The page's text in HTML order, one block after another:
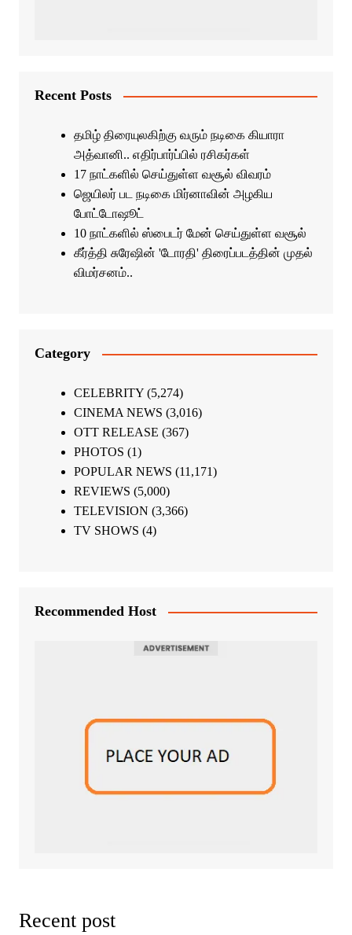
Recent Posts
தமிழ் திரையுலகிற்கு வரும் நடிகை கியாரா
அத்வானி.. எதிர்பார்ப்பில் ரசிகர்கள்
17 நாட்களில் செய்துள்ள வசூல் விவரம்
ஜெயிலர் பட நடிகை மிர்னாவின் அழகிய
போட்டோஷூட்
10 நாட்களில் ஸ்பைடர் மேன் செய்துள்ள வசூல்
கீர்த்தி சுரேஷின் 'டோரதி' திரைப்படத்தின் முதல்
விமர்சனம்..
Category
CELEBRITY(5,274)
CINEMA NEWS (3,016)
OTT RELEASE (367)
PHOTOS (1)
POPULAR NEWS (11,171)
REVIEWS (5,000)
TELEVISION (3,366)
TV SHOWS (4)
Recommended Host
Recent post